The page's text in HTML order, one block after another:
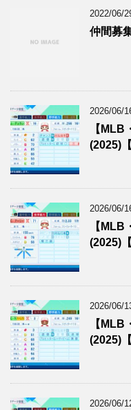
2022/06/
仲間募
2026/06/
【
(2025)
2026/06/
【
(2025)
2026/06/
【MLB
(2025)
2026/06/